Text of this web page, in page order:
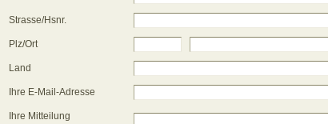
Strasse/Hsnr.
Plz/Ort
Land
Ihre E-Mail-Adresse
Ihre Mitteilung